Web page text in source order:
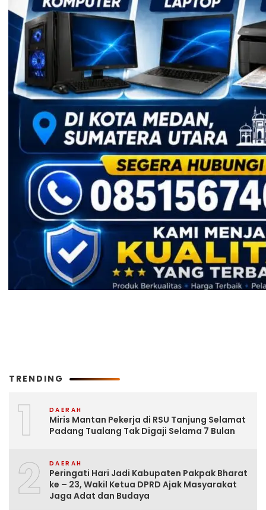
TRENDING
1 DAERAH
Miris Mantan Pekerja di RSU Tanjung Selamat
Padang Tualang Tak Digaji Selama 7 Bulan
2 DAERAH
Peringati Hari Jadi Kabupaten Pakpak Bharat
ke – 23, Wakil Ketua DPRD Ajak Masyarakat
Jaga Adat dan Budaya